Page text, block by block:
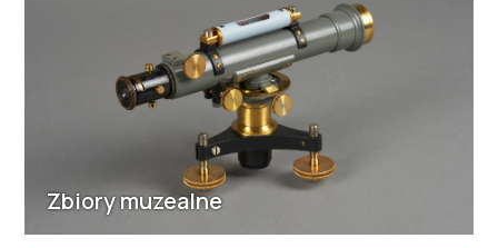
Zbiory muzealne